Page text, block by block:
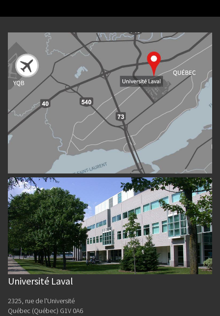
Université Laval
2325, rue de l'Université
Québec (Québec) G1V 0A6